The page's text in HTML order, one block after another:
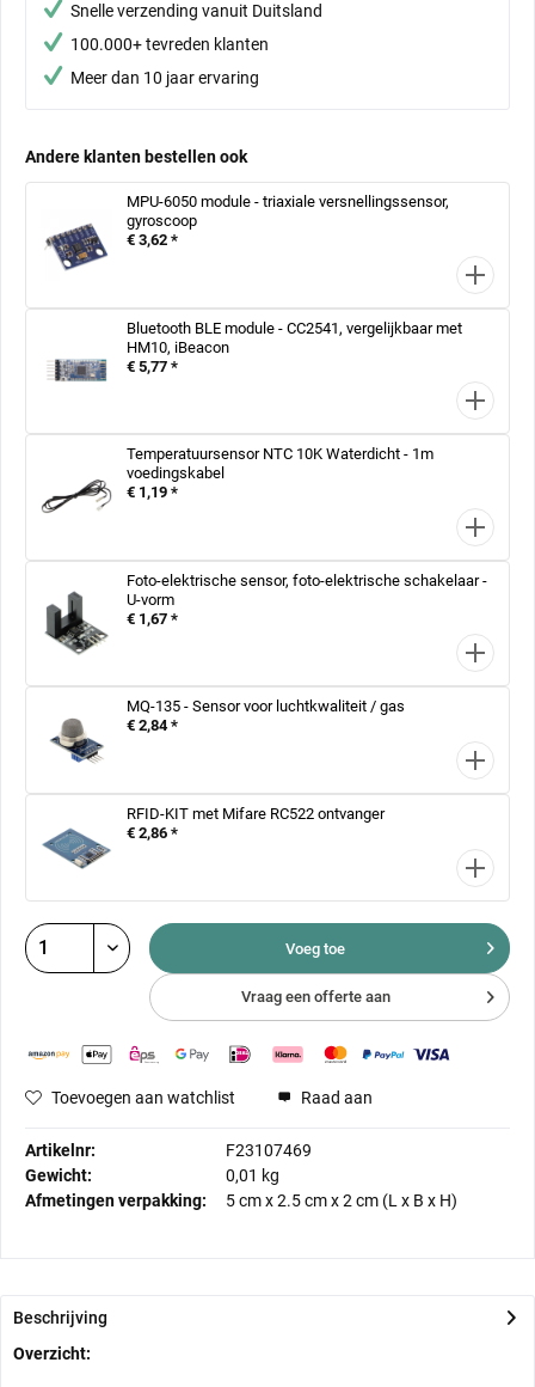
Snelle verzending vanuit Duitsland
100.000+ tevreden klanten
Meer dan 10 jaar ervaring
Andere klanten bestellen ook
MPU-6050 module - triaxiale versnellingssensor,
gyroscoop
€ 3,62 *
Bluetooth BLE module - CC2541, vergelijkbaar met
HM10, iBeacon
€ 5,77 *
Temperatuursensor NTC 10K Waterdicht - 1m
voedingskabel
€ 1,19 *
Foto-elektrische sensor, foto-elektrische schakelaar -
U-vorm
€ 1,67 *
MQ-135 - Sensor voor luchtkwaliteit / gas
€ 2,84 *
RFID-KIT met Mifare RC522 ontvanger
€ 2,86 *
Voeg toe
Vraag een offerte aan
Toevoegen aan watchlist Raad aan
Artikelnr:
F23107469
Gewicht:
0,01 kg
Afmetingen verpakking:
5 cmx2.5 cmx2 cm (L x B x H)
Beschrijving
Overzicht: